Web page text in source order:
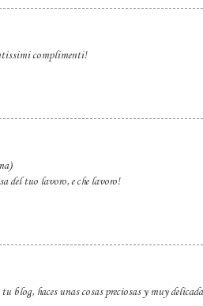
complimenti!
del tuo lavoro, e che lavoro!
blog, haces unas cosas preciosas y muy